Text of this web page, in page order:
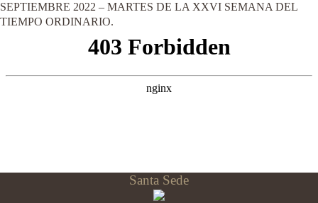
SEPTIEMBRE 2022 – MARTES DE LA XXVI SEMANA DEL
TIEMPO ORDINARIO.
Santa Sede